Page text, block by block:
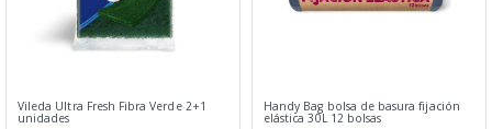
Vileda Ultra Fresh Fibra Verde 2+1
unidades
Handy Bag bolsa de basura fijación
elástica 30L 12 bolsas